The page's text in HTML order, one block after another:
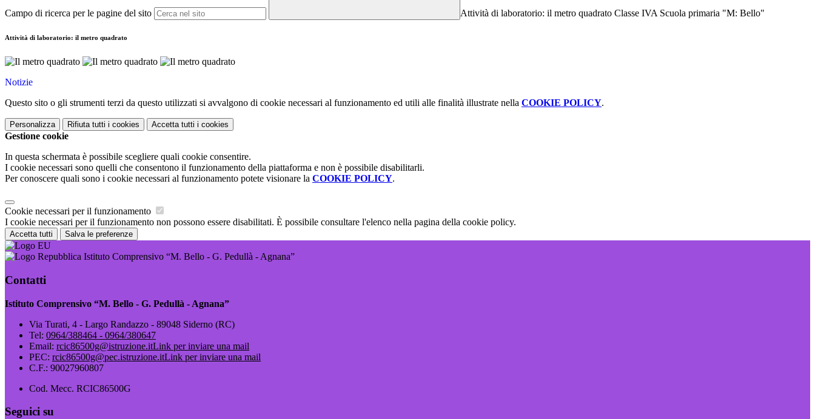
Campo di ricerca per le pagine del sito Attività di laboratorio: il metro quadrato Classe IVA Scuola primaria "M: Bello"
Attività di laboratorio: il metro quadrato
Notizie
Questo sito o gli strumenti terzi da questo utilizzati si avvalgono di cookie necessari al funzionamento ed utili alle finalità illustrate nella COOKIE POLICY.
Personalizza Rifiuta tutti i cookies Accetta tutti i cookies
Gestione cookie
In questa schermata è possibile scegliere quali cookie consentire.
I cookie necessari sono quelli che consentono il funzionamento della piattaforma e non è possibile disabilitarli.
Per conoscere quali sono i cookie necessari al funzionamento potete visionare la COOKIE POLICY.
Cookie necessari per il funzionamento
I cookie necessari per il funzionamento non possono essere disabilitati. È possibile consultare l'elenco nella pagina della cookie policy.
Accetta tutti Salva le preferenze
Istituto Comprensivo “M. Bello - G. Pedullà - Agnana”
Contatti
Istituto Comprensivo “M. Bello - G. Pedullà - Agnana”
Via Turati, 4 - Largo Randazzo - 89048 Siderno (RC)
Tel: 0964/388464 - 0964/380647
Email: rcic86500g@istruzione.itLink per inviare una mail
PEC: rcic86500g@pec.istruzione.itLink per inviare una mail
C.F.: 90027960807
Cod. Mecc. RCIC86500G
Seguici su